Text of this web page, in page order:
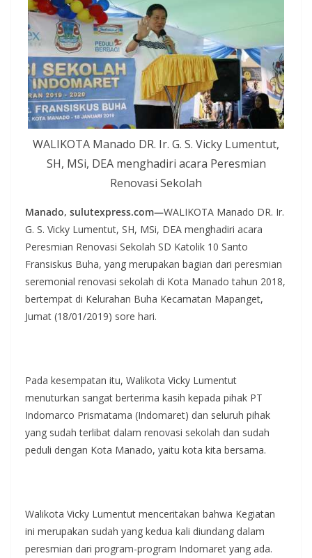
WALIKOTA Manado DR. Ir. G. S. Vicky Lumentut,
SH, MSi, DEA menghadiri acara Peresmian
Renovasi Sekolah
Manado, sulutexpress.com—WALIKOTA Manado DR. Ir.
G. S. Vicky Lumentut, SH, MSi, DEA menghadiri acara
Peresmian Renovasi Sekolah SD Katolik 10 Santo
Fransiskus Buha, yang merupakan bagian dari peresmian
seremonial renovasi sekolah di Kota Manado tahun 2018,
bertempat di Kelurahan Buha Kecamatan Mapanget,
Jumat (18/01/2019) sore hari.
Pada kesempatan itu, Walikota Vicky Lumentut
menuturkan sangat berterima kasih kepada pihak PT
Indomarco Prismatama (Indomaret) dan seluruh pihak
yang sudah terlibat dalam renovasi sekolah dan sudah
peduli dengan Kota Manado, yaitu kota kita bersama.
Walikota Vicky Lumentut menceritakan bahwa Kegiatan
ini merupakan sudah yang kedua kali diundang dalam
peresmian dari program-program Indomaret yang ada.